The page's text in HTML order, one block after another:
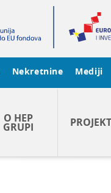
Nekretnine Mediji
O HEP
GRUPI